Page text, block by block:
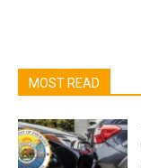
MOST READ